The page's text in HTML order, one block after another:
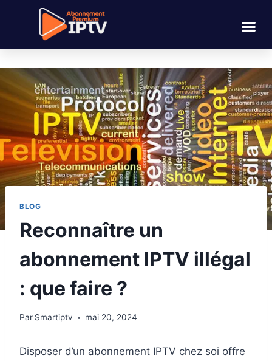
BLOG
Reconnaître un
abonnement IPTV illégal
: que faire ?
Par Smartiptv mai 20, 2024
Disposer d’un abonnement IPTV chez soi offre